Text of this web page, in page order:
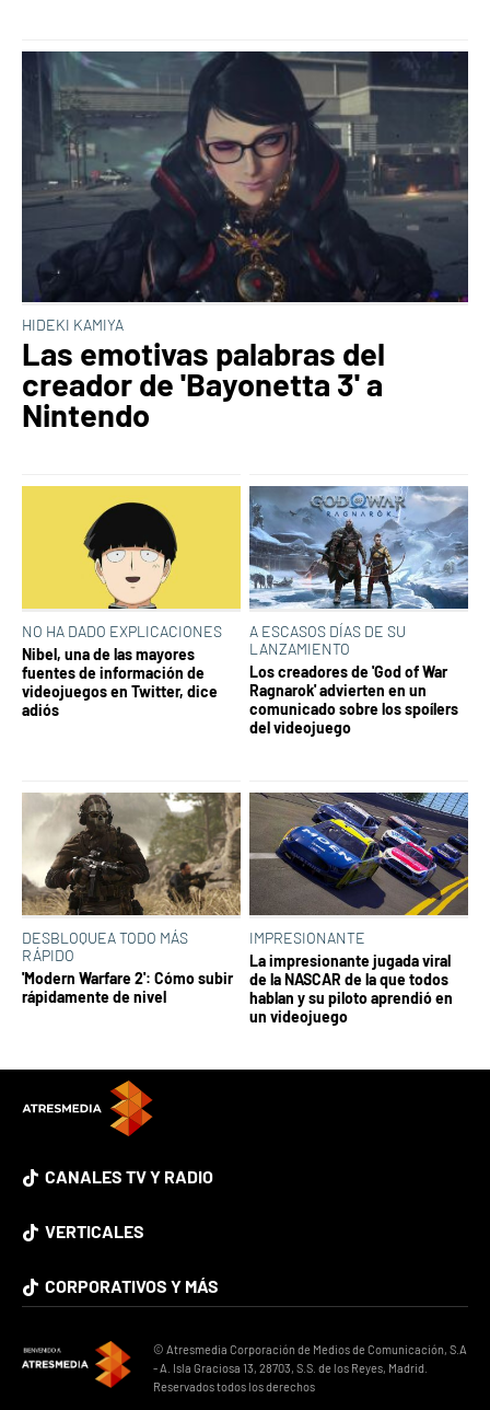
HIDEKI KAMIYA
Las emotivas palabras del
creador de 'Bayonetta 3' a
Nintendo
NO HA DADO EXPLICACIONES
Nibel, una de las mayores
fuentes de información de
videojuegos en Twitter, dice
adiós
A ESCASOS DÍAS DE SU
LANZAMIENTO
Los creadores de 'God of War
Ragnarok' advierten en un
comunicado sobre los spoílers
del videojuego
DESBLOQUEA TODO MÁS
RÁPIDO
'Modern Warfare 2': Cómo subir
rápidamente de nivel
IMPRESIONANTE
La impresionante jugada viral
de la NASCAR de la que todos
hablan y su piloto aprendió en
un videojuego
CANALES TV Y RADIO
VERTICALES
CORPORATIVOS Y MÁS
© Atresmedia Corporación de Medios de Comunicación, S.A
- A. Isla Graciosa 13, 28703, S.S. de los Reyes, Madrid.
Reservados todos los derechos